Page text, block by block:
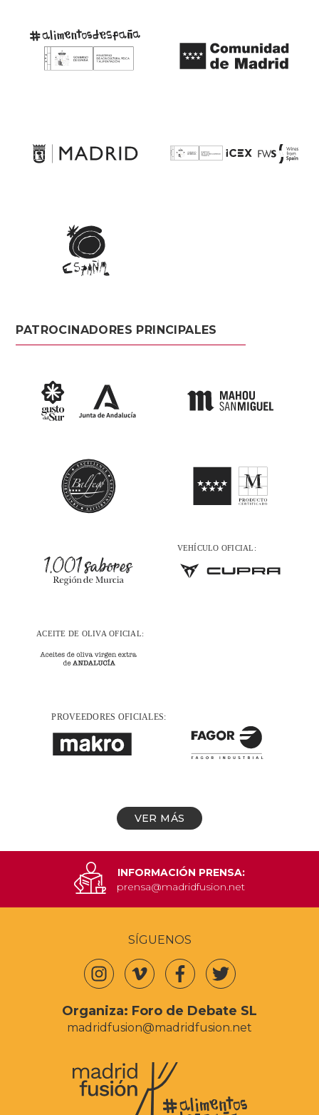
PATROCINADORES PRINCIPALES
VER MÁS
INFORMACIÓN PRENSA:
prensa@madridfusion.net
SÍGUENOS
Organiza: Foro de Debate SL
madridfusion@madridfusion.net